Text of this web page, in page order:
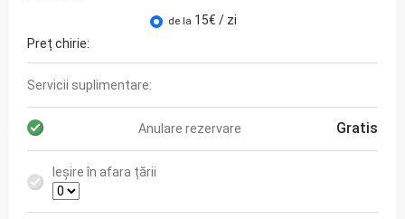
de la 15€ / zi
Preț chirie:
Servicii suplimentare:
Anulare rezervare Gratis
Ieșire în afara țării